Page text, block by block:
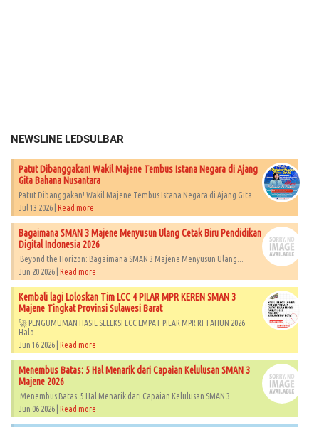
NEWSLINE LEDSULBAR
Patut Dibanggakan! Wakil Majene Tembus Istana Negara di Ajang
Gita Bahana Nusantara
Patut Dibanggakan! Wakil Majene Tembus Istana Negara di Ajang Gita...
Jul 13 2026 | Read more
Bagaimana SMAN 3 Majene Menyusun Ulang Cetak Biru Pendidikan
Digital Indonesia 2026
Beyond the Horizon: Bagaimana SMAN 3 Majene Menyusun Ulang...
Jun 20 2026 | Read more
Kembali lagi Loloskan Tim LCC 4 PILAR MPR KEREN SMAN 3
Majene Tingkat Provinsi Sulawesi Barat
🚀 PENGUMUMAN HASIL SELEKSI LCC EMPAT PILAR MPR RI TAHUN 2026​
Halo...
Jun 16 2026 | Read more
Menembus Batas: 5 Hal Menarik dari Capaian Kelulusan SMAN 3
Majene 2026
Menembus Batas: 5 Hal Menarik dari Capaian Kelulusan SMAN 3...
Jun 06 2026 | Read more